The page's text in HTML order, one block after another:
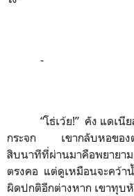
-
“โธ่เว้ย!” คัง แดเนีย
กระจก เขากลับหอของ
สิบนาทีที่ผ่านมาคือพยายา
ตรงคอ แต่ดูเหมือนจะคว้า
ผิดปกติอีกต่างหาก เขาทุบ